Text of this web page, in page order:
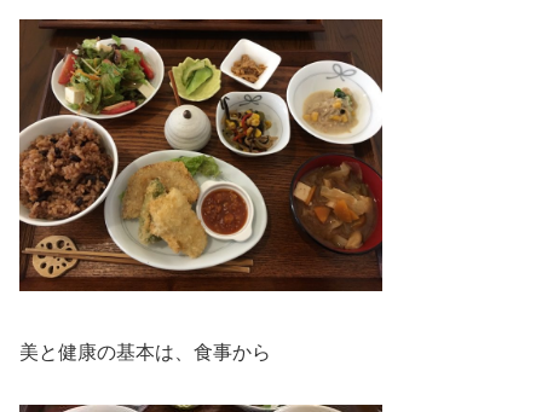
美と健康の基本は、食事から